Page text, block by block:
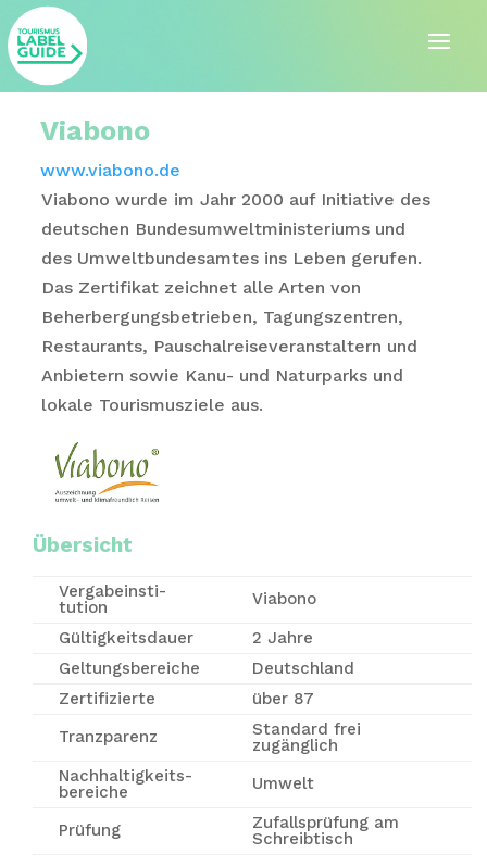
Viabono
www.viabono.de
Viabono wurde im Jahr 2000 auf Initiative des
deutschen Bundesumweltministeriums und
des Umweltbundesamtes ins Leben gerufen.
Das Zertifikat zeichnet alle Arten von
Beherbergungsbetrieben, Tagungszentren,
Restaurants, Pauschalreiseveranstaltern und
Anbietern sowie Kanu- und Naturparks und
lokale Tourismusziele aus.
Übersicht
Vergabe­insti­
tution
Viabono
Gültigkeitsdauer
2 Jahre
Geltungsbereiche
Deutschland
Zertifizierte
über 87
Tranzparenz
Standard frei
zugänglich
Nachhaltigkeits-
bereiche
Umwelt
Prüfung
Zufallsprüfung am
Schreibtisch